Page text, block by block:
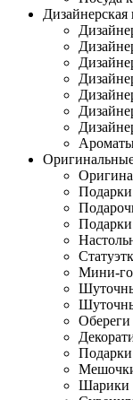
Дизайнерская
Подарки
Мини-
Обереги
Подарки
Шарики